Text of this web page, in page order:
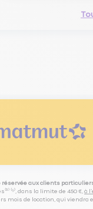
réservée aux clients
⁽⁵⁾, dans la limite de 450 €, à
mois de location, qui viendra